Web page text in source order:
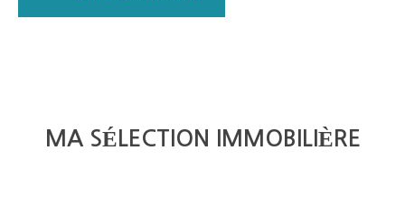
MA SÉLECTION IMMOBILIÈRE